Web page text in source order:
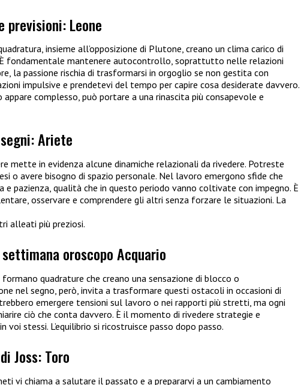
previsioni: Leone
insieme all’opposizione di Plutone, creano un clima carico di
fondamentale mantenere autocontrollo, soprattutto nelle relazioni
la passione rischia di trasformarsi in orgoglio se non gestita con
impulsive e prendetevi del tempo per capire cosa desiderate davvero.
complesso, può portare a una rinascita più consapevole e
Ariete
mette in evidenza alcune dinamiche relazionali da rivedere. Potreste
o avere bisogno di spazio personale. Nel lavoro emergono sfide che
e pazienza, qualità che in questo periodo vanno coltivate con impegno. È
osservare e comprendere gli altri senza forzare le situazioni. La
alleati più preziosi.
oroscopo Acquario
quadrature che creano una sensazione di blocco o
nel segno, però, invita a trasformare questi ostacoli in occasioni di
emergere tensioni sul lavoro o nei rapporti più stretti, ma ogni
ciò che conta davvero. È il momento di rivedere strategie e
voi stessi. L’equilibrio si ricostruisce passo dopo passo.
Joss: Toro
vi chiama a salutare il passato e a prepararvi a un cambiamento